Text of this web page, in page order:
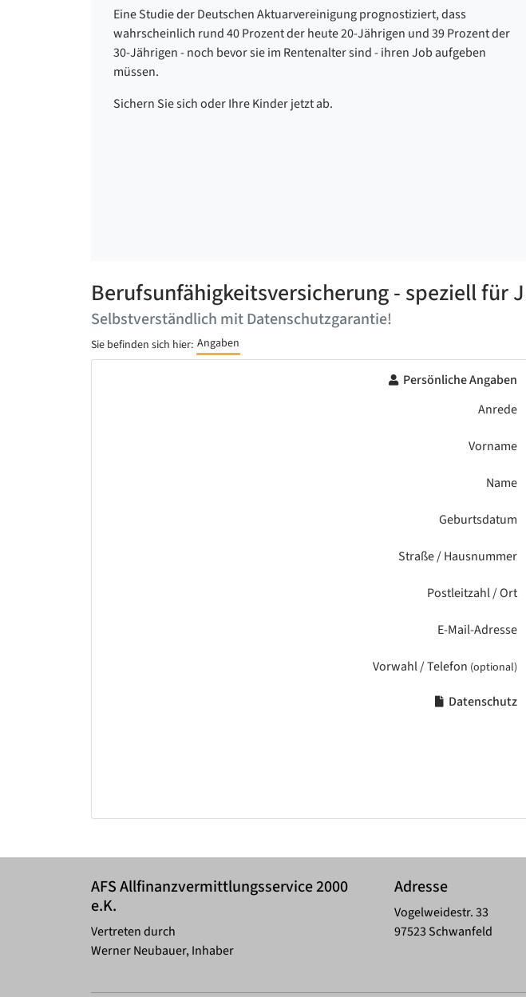
Eine Studie der Deutschen Aktuarvereinigung prognostiziert, dass
wahrscheinlich rund 40 Prozent der heute 20-Jährigen und 39 Prozent der
30-Jährigen - noch bevor sie im Rentenalter sind - ihren Job aufgeben
müssen.
Sichern Sie sich oder Ihre Kinder jetzt ab.
Berufsunfähigkeitsversicherung - speziell für
Selbstverständlich mit Datenschutzgarantie!
Sie befinden sich hier: Angaben
Persönliche Angaben
Anrede
Vorname
Name
Geburtsdatum
Straße / Hausnummer
Postleitzahl / Ort
E-Mail-Adresse
Vorwahl / Telefon (optional)
Datenschutz
AFS Allfinanzvermittlungsservice 2000
e.K.
Vertreten durch
Werner Neubauer, Inhaber
Adresse
Vogelweidestr. 33
97523 Schwanfeld